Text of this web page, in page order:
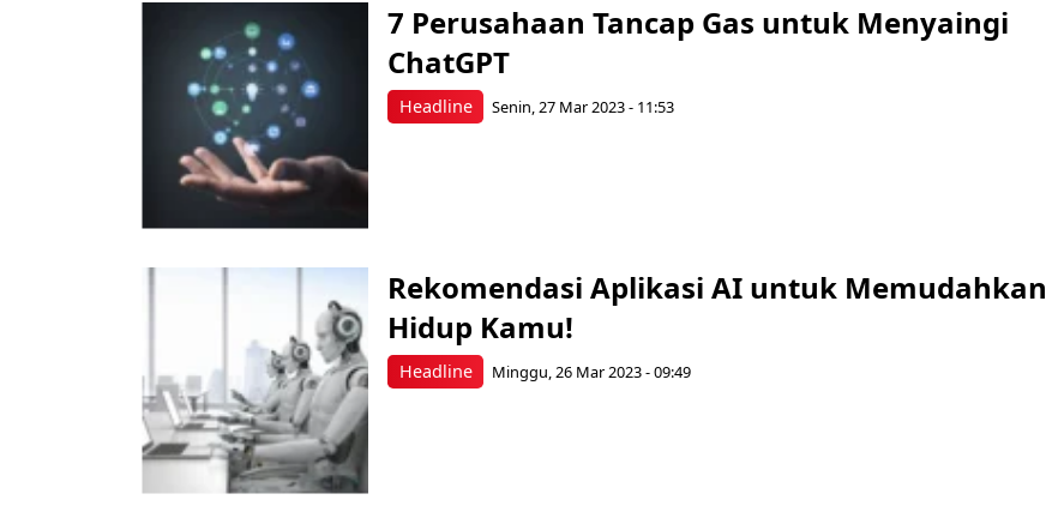
Headline
7 Perusahaan Tancap Gas untuk Menyaingi
ChatGPT
Senin, 27 Mar 2023 - 11:53
Headline
Rekomendasi Aplikasi AI untuk Memudahkan
Hidup Kamu!
Minggu, 26 Mar 2023 - 09:49